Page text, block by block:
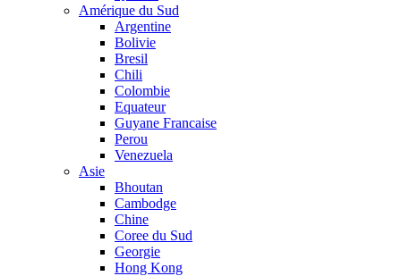
Amérique du Sud
Argentine
Bolivie
Bresil
Chili
Colombie
Equateur
Guyane Francaise
Perou
Venezuela
Asie
Bhoutan
Cambodge
Chine
Coree du Sud
Georgie
Hong Kong